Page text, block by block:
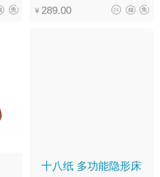
289.00
十八纸 多功能隐形床